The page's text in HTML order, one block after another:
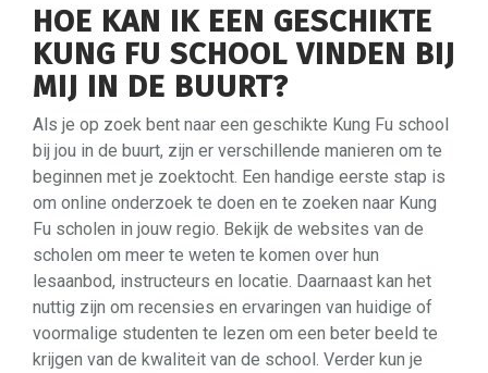
HOE KAN IK EEN GESCHIKTE
KUNG FU SCHOOL VINDEN BIJ
MIJ IN DE BUURT?
Als je op zoek bent naar een geschikte Kung Fu school
bij jou in de buurt, zijn er verschillende manieren om te
beginnen met je zoektocht. Een handige eerste stap is
om online onderzoek te doen en te zoeken naar Kung
Fu scholen in jouw regio. Bekijk de websites van de
scholen om meer te weten te komen over hun
lesaanbod, instructeurs en locatie. Daarnaast kan het
nuttig zijn om recensies en ervaringen van huidige of
voormalige studenten te lezen om een beter beeld te
krijgen van de kwaliteit van de school. Verder kun je